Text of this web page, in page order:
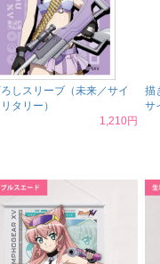
しスリーブ（未来／サイ
タリー）
1,210円
描
サ